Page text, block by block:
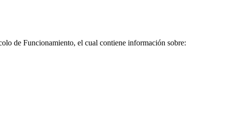
de Funcionamiento, el cual contiene información sobre: